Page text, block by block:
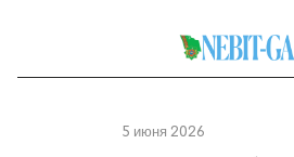
5 июня 2026